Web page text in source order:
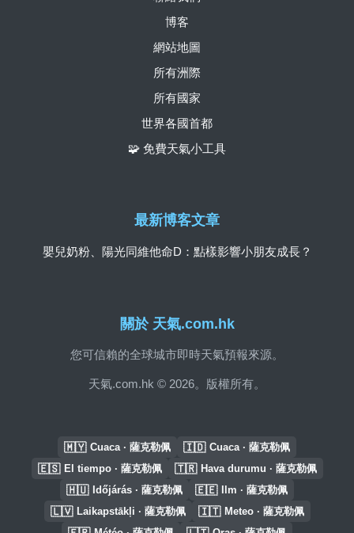
關於 天氣.com.hk
您可信賴的全球城市即時天氣預報來源。
天氣.com.hk © 2026。版權所有。
博客
網站地圖
所有洲際
所有國家
世界各國首都
🧩 免費天氣小工具
最新博客文章
嬰兒奶粉、陽光同維他命D：點樣影響小朋友成長？
🇲🇾 Cuaca · 薩克勒佩 🇮🇩 Cuaca · 薩克勒佩
🇪🇸 El tiempo · 薩克勒佩 🇹🇷 Hava durumu · 薩克勒佩
🇭🇺 Időjárás · 薩克勒佩 🇪🇪 Ilm · 薩克勒佩
🇱🇻 Laikapstākļi · 薩克勒佩 🇮🇹 Meteo · 薩克勒佩